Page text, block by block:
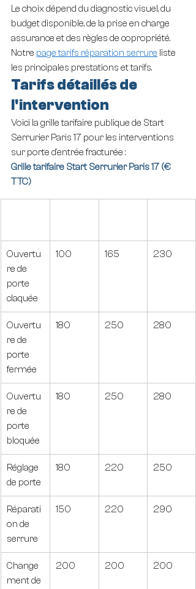
Le choix dépend du diagnostic visuel, du
budget disponible, de la prise en charge
assurance et des règles de copropriété.
Notre page tarifs réparation serrure liste
les principales prestations et tarifs.
Tarifs détaillés de
l'intervention
Voici la grille tarifaire publique de Start
Serrurier Paris 17 pour les interventions
sur porte d'entrée fracturée :
Grille tarifaire Start Serrurier Paris 17 (€
TTC)
Ouvertu
re de
porte
claquée
100 165 230
Ouvertu
re de
porte
fermée
180 250 280
Ouvertu
re de
porte
bloquée
180 250 280
Réglage
de porte
180 220 250
Réparati
on de
serrure
150 220 290
Change
ment de
200 200 200